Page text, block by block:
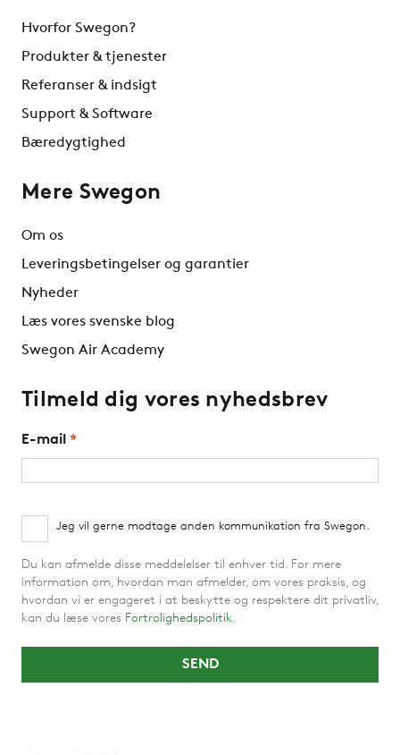
Hvorfor Swegon?
Produkter & tjenester
Referanser & indsigt
Support & Software
Bæredygtighed
Mere Swegon
Om os
Leveringsbetingelser og garantier
Nyheder
Læs vores svenske blog
Swegon Air Academy
Tilmeld dig vores nyhedsbrev
E-mail *
Jeg vil gerne modtage anden kommunikation fra Swegon.
Du kan afmelde disse meddelelser til enhver tid. For mere
information om, hvordan man afmelder, om vores praksis, og
hvordan vi er engageret i at beskytte og respektere dit privatliv,
kan du læse vores Fortrolighedspolitik.